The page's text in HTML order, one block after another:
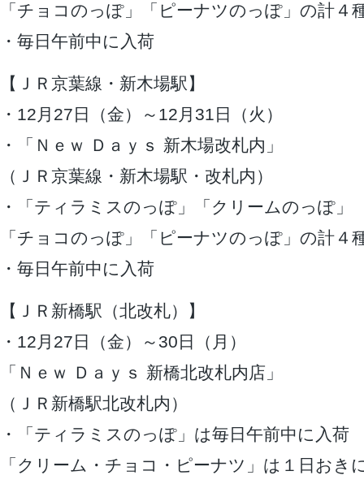
「チョコのっぽ」「ピーナツのっぽ」の計４
・毎日午前中に入荷
【ＪＲ京葉線・新木場駅】
・12月27日（金）～12月31日（火）
・「Ｎｅｗ Ｄａｙｓ 新木場改札内」
（ＪＲ京葉線・新木場駅・改札内）
・「ティラミスのっぽ」「クリームのっぽ」
「チョコのっぽ」「ピーナツのっぽ」の計４
・毎日午前中に入荷
【ＪＲ新橋駅（北改札）】
・12月27日（金）～30日（月）
「Ｎｅｗ Ｄａｙｓ 新橋北改札内店」
（ＪＲ新橋駅北改札内）
・「ティラミスのっぽ」は毎日午前中に入荷
「クリーム・チョコ・ピーナツ」は１日おき